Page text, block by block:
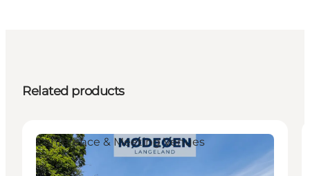
Related products
Conference & Meeting Venues